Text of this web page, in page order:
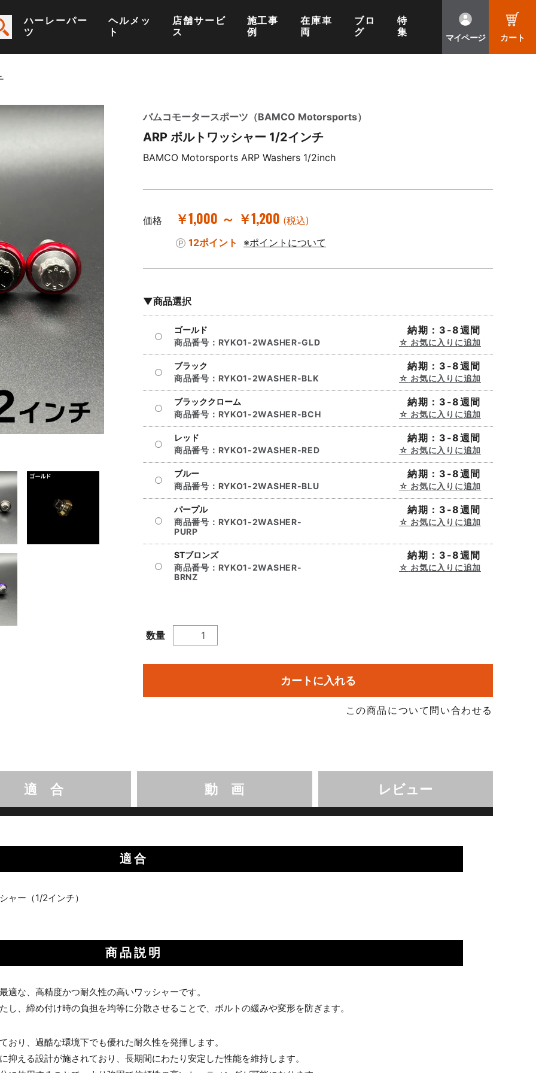
ハーレーパー
ツ
ヘルメッ
ト
店舗サービ
ス
施工事
例
在庫車
両
ブロ
グ
特
集
マイページ カート
バムコモータースポーツ（BAMCO Motorsports）
ARP ボルトワッシャー 1/2インチ
BAMCO Motorsports ARP Washers 1/2inch
価格 ￥1,000 ～ ￥1,200 (税込)
12ポイント
※ポイントについて
▼商品選択
ゴールド 納期：3-8週間
商品番号： RYKO1-2WASHER-GLD お気に入りに追加
ブラック 納期：3-8週間
商品番号： RYKO1-2WASHER-BLK お気に入りに追加
ブラッククローム 納期：3-8週間
商品番号： RYKO1-2WASHER-BCH お気に入りに追加
レッド 納期：3-8週間
商品番号： RYKO1-2WASHER-RED お気に入りに追加
ブルー 納期：3-8週間
商品番号： RYKO1-2WASHER-BLU お気に入りに追加
パープル 納期：3-8週間
商品番号： RYKO1-2WASHER-
PURP
お気に入りに追加
STブロンズ 納期：3-8週間
商品番号： RYKO1-2WASHER-
BRNZ
お気に入りに追加
数量
カートに入れる
この商品について問い合わせる
適 合 動 画 レビュー
適合
ー（1/2インチ）
商品説明
な、高精度かつ耐久性の高いワッシャーです。
、締め付け時の負担を均等に分散させることで、ボルトの緩みや変形を防ぎます。
り、過酷な環境下でも優れた耐久性を発揮します。
える設計が施されており、長期間にわたり安定した性能を維持します。